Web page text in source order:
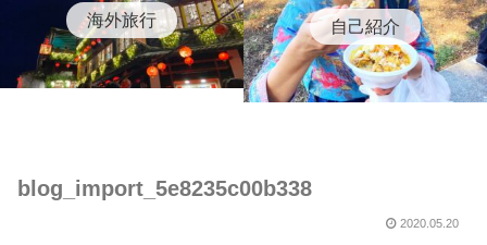
海外旅行 自己紹介
blog_import_5e8235c00b338
2020.05.20